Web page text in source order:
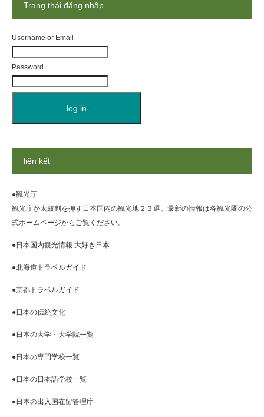
Trạng thái đăng nhập
Username or Email
Password
liên kết
●観光庁
観光庁が太鼓判を押す日本国内の観光地２３選。最新の情報は各観光圏の公
式ホームページからご覧ください。
●日本国内観光情報 大好き日本
●北海道トラベルガイド
●京都トラベルガイド
●日本の伝統文化
●日本の大学・大学院一覧
●日本の専門学校一覧
●日本の日本語学校一覧
●日本の出入国在留管理庁